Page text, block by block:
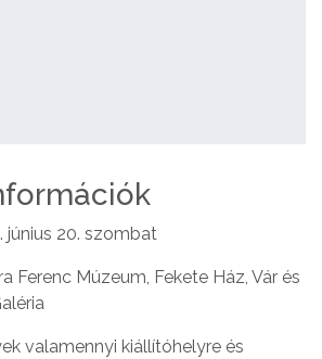
június 20. szombat
Ferenc Múzeum, Fekete Ház, Vár és
valamennyi kiállítóhelyre és